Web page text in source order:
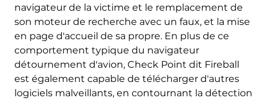
navigateur de la victime et le remplacement de
son moteur de recherche avec un faux, et la mise
en page d'accueil de sa propre. En plus de ce
comportement typique du navigateur
détournement d'avion, Check Point dit Fireball
est également capable de télécharger d'autres
logiciels malveillants, en contournant la détection